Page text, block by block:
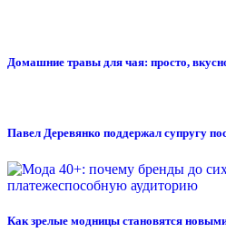
Домашние травы для чая: просто,
Павел Деревянко поддержал супругу
Как зрелые модницы становятся